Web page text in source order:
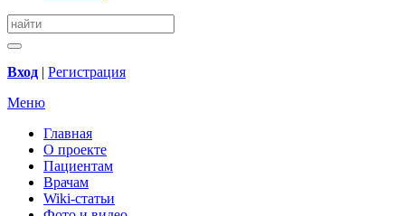
Вход | Регистрация
Меню
Главная
О проекте
Пациентам
Врачам
Wiki-статьи